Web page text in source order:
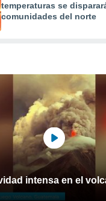
temperaturas se
comunidades del norte
intensa en el